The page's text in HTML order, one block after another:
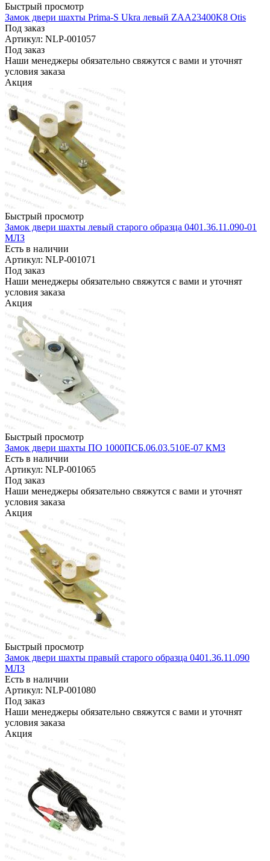
Быстрый просмотр
Замок двери шахты Prima-S Ukra левый ZAA23400K8 Otis
Под заказ
Артикул: NLP-001057
Под заказ
Наши менеджеры обязательно свяжутся с вами и уточнят
условия заказа
Акция
Быстрый просмотр
Замок двери шахты левый старого образца 0401.36.11.090-01
МЛЗ
Есть в наличии
Артикул: NLP-001071
Под заказ
Наши менеджеры обязательно свяжутся с вами и уточнят
условия заказа
Акция
Быстрый просмотр
Замок двери шахты ПО 1000ПСБ.06.03.510Е-07 КМЗ
Есть в наличии
Артикул: NLP-001065
Под заказ
Наши менеджеры обязательно свяжутся с вами и уточнят
условия заказа
Акция
Быстрый просмотр
Замок двери шахты правый старого образца 0401.36.11.090
МЛЗ
Есть в наличии
Артикул: NLP-001080
Под заказ
Наши менеджеры обязательно свяжутся с вами и уточнят
условия заказа
Акция